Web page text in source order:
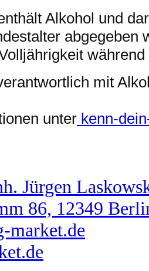
Alkohol und
abgegeben
mit
unter kenn-
Jürgen
86, 12349
market.de